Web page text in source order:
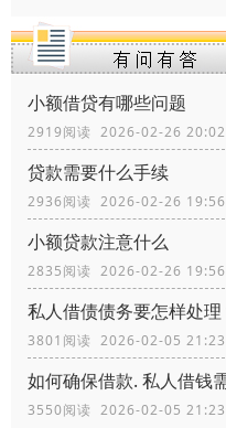
小额借贷有哪些问题
2919阅读 2026-02-26
贷款需要什么手续
2936阅读 2026-02-26
小额贷款注意什么
2835阅读 2026-02-26
私人借债债务要怎样处理
3801阅读 2026-02-05
如何确保借款. 私人借钱
3550阅读 2026-02-05